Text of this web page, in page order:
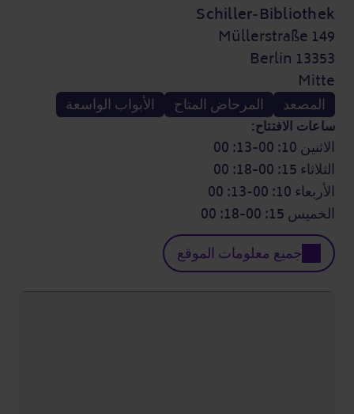
Schiller-Bibliothek
Müllerstraße 149
13353 Berlin
Mitte
المصعد
المرحاض المتاح الأبواب الواسعة
ساعات الافتتاح:
الاثنين 10: 00-13: 00
الثلاثاء 15: 00-18: 00
الأربعاء 10: 00-13: 00
الخميس 15: 00-18: 00
جميع معلومات الموقع